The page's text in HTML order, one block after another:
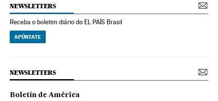
NEWSLETTERS
Receba o boletim diário do EL PAÍS Brasil
APÚNTATE
NEWSLETTERS
Boletín de América